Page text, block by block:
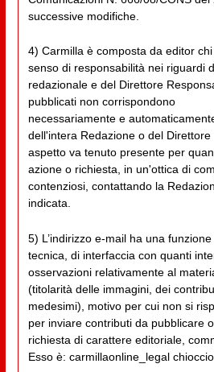
successive modifiche.
4) Carmilla è composta da editor
senso di responsabilità nei riguardi
redazionale e del Direttore
pubblicati non corrispondono
necessariamente e
dell'intera Redazione o del
aspetto va tenuto presente per
azione o richiesta, in un'ottica di
contenziosi, contattando la
indicata.
5) L’indirizzo e-mail ha una
tecnica, di interfaccia con quanti
osservazioni relativamente al
(titolarità delle immagini, dei
medesimi), motivo per cui non si
per inviare contributi da pubblicare
richiesta di carattere editoriale,
Esso è: carmillaonline_legal